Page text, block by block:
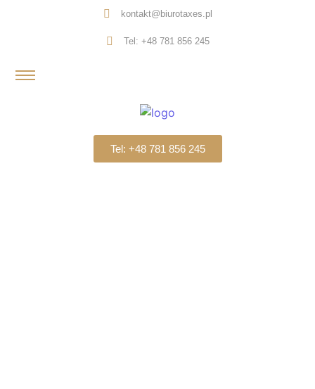
kontakt@biurotaxes.pl
Tel: +48 781 856 245
Tel: +48 781 856 245